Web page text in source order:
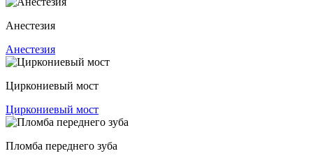
Анестезия
Анестезия
Циркониевый мост
Циркониевый мост
Пломба переднего зуба